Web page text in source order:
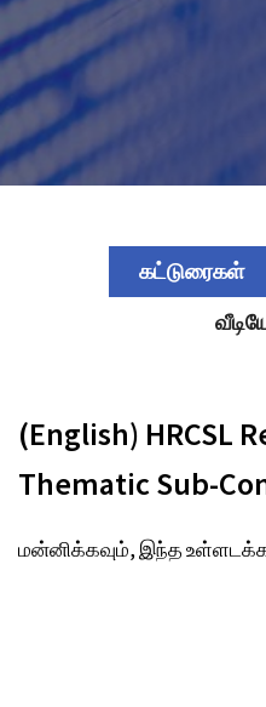
கட்டுரைகள்
(English) HRCSL
Thematic Sub-
மன்னிக்கவும், இந்த